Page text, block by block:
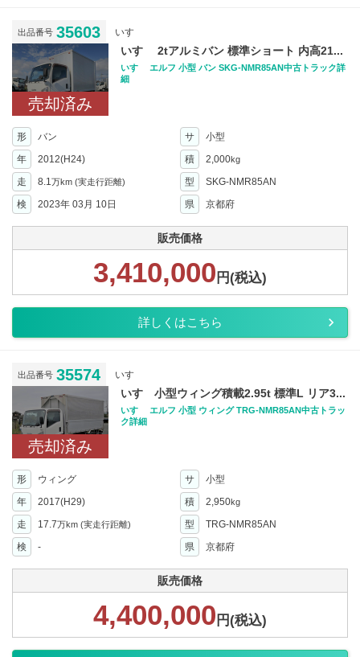
出品番号 35603 いすゞ
売却済み
いすゞ 2tアルミバン 標準ショート 内高21...
いすゞ エルフ 小型 バン SKG-NMR85AN中古トラック詳
細
形 バン サ
小型
年
2012(H24) 積 2,000kg
走 8.1万km (実走行距離) 型
SKG-NMR85AN
検
2023年 03月 10日 県 京都府
販売価格
3,410,000 円(税込)
詳しくはこちら
出品番号 35574 いすゞ
売却済み
いすゞ小型ウィング積載2.95t 標準L リア3...
いすゞ エルフ 小型 ウィング TRG-NMR85AN中古トラッ
ク詳細
形 ウィング サ
小型
年
2017(H29) 積 2,950kg
走 17.7万km (実走行距離) 型
TRG-NMR85AN
検
- 県 京都府
販売価格
4,400,000 円(税込)